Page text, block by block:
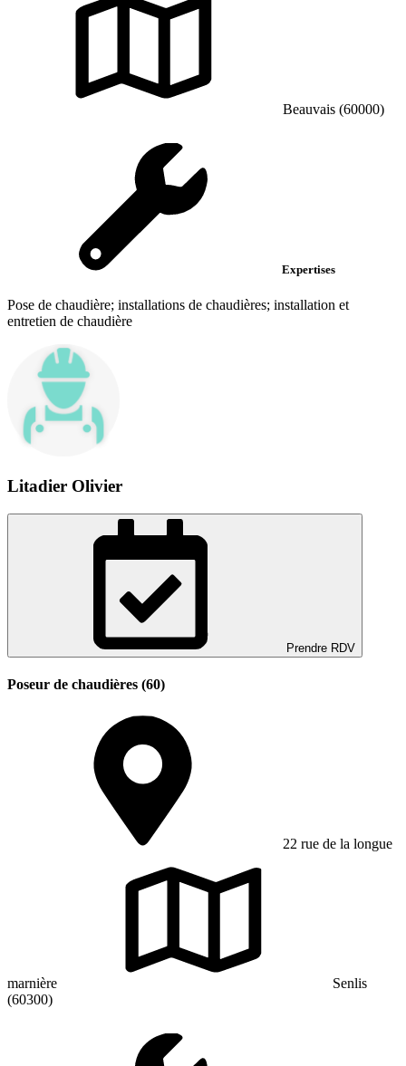
Beauvais (60000)
Expertises
Pose de chaudière; installations de chaudières; installation et
entretien de chaudière
Litadier Olivier
Prendre RDV
Poseur de chaudières (60)
22 rue de la longue
marnière
Senlis
(60300)